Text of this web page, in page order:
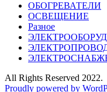
ОБОГРЕВАТЕЛИ
ОСВЕЩЕНИЕ
Разное
All Rights Reserved 2022.
Proudly powered by